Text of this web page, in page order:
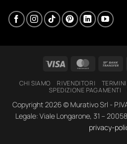
Visa
CHI SIAMO RIVENDITORI
SPEDIZIONE PAGAMENTI
Copyright 2026 © Murativo Srl -
Legale: Viale Longarone, 31 –
privacy-